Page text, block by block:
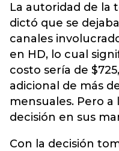
La autoridad de la
dictó que se
canales
en HD, lo cual
costo sería de
adicional de más
mensuales. Pero
decisión en sus
Con la decisión